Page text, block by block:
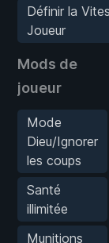
Définir la
Joueur
Mods de
joueur
Mode
Dieu/Ignorer
les coups
Santé
illimitée
Munitions